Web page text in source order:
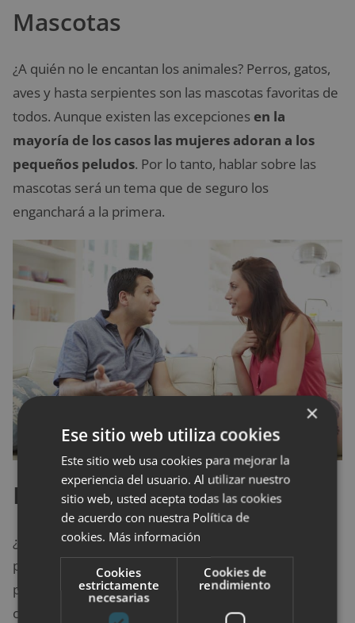
Mascotas
¿A quién no le encantan los animales? Perros, gatos,
aves y hasta serpientes son las mascotas favoritas de
todos. Aunque existen las excepciones en la
mayoría de los casos las mujeres adoran a los
pequeños peludos. Por lo tanto, hablar sobre las
mascotas será un tema que de seguro los
enganchará a la primera.
Hobbies
¿Cuál es tu banda favorita de música? ¿Qué
pasatiempos te gustan? O ¿Cuál es tu película o libro
preferido? Son de los temas más usados a la hora de
conversar con una mujer.
El saber en qué invierten
×
Ese sitio web utiliza cookies
Este sitio web usa cookies para mejorar la
experiencia del usuario. Al utilizar nuestro
sitio web, usted acepta todas las cookies
de acuerdo con nuestra Política de
cookies. Más información
Cookies
estrictamente
necesarias
Cookies de
rendimiento